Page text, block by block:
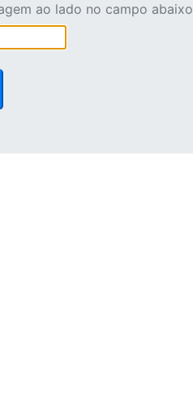
ao lado no campo abaixo